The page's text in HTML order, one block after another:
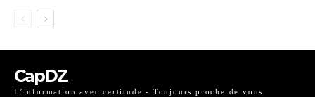
CapDZ
L’information avec certitude - Toujours proche de vous